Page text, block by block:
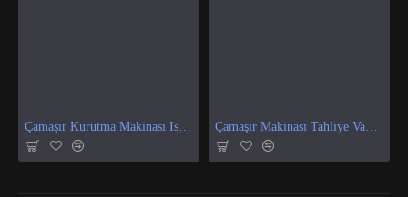
Çamaşır Makinası Tahliye Vanası